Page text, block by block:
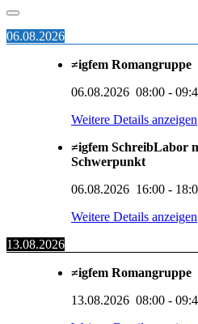
06.08.2026
≠igfem Romangruppe
06.08.2026 08:00 -
Weitere Details anzeigen
≠igfem SchreibLabor
Schwerpunkt
06.08.2026 16:00 -
Weitere Details anzeigen
13.08.2026
≠igfem Romangruppe
13.08.2026 08:00 -